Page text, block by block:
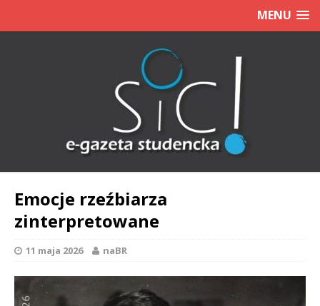
MENU
Emocje rzeźbiarza
zinterpretowane
11 maja 2026 naBR